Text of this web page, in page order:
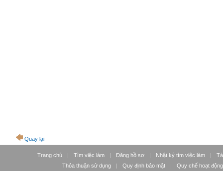
Quay lại
Trang chủ | Tìm việc làm | Đăng hồ sơ | Nhật ký tìm việc làm |
Thỏa thuận sử dụng
| Quy định bảo mật |
Quy chế hoạt động